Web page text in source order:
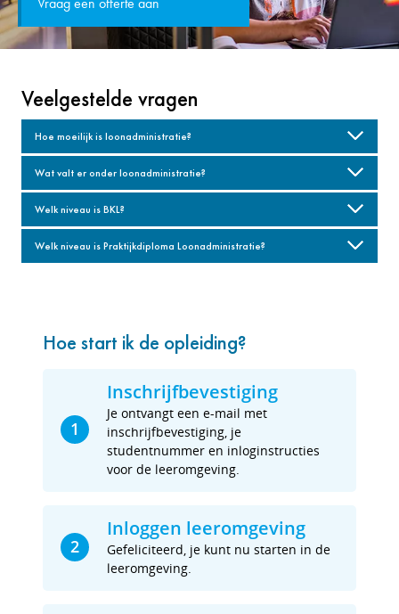
Vraag een offerte aan
Veelgestelde vragen
Hoe moeilijk is loonadministratie?
Wat valt er onder loonadministratie?
Welk niveau is BKL?
Welk niveau is Praktijkdiploma Loonadministratie?
Hoe start ik de opleiding?
1
Inschrijfbevestiging
Je ontvangt een e-mail met
inschrijfbevestiging, je
studentnummer en inloginstructies
voor de leeromgeving.
2
Inloggen leeromgeving
Gefeliciteerd, je kunt nu starten in de
leeromgeving.